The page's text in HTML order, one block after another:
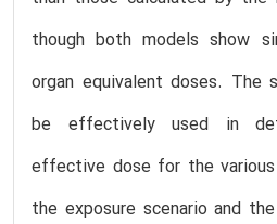
though both models show
organ equivalent doses. The
be effectively used in
effective dose for the
the exposure scenario and